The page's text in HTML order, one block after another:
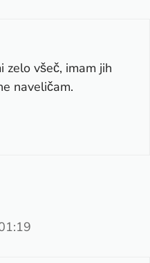
zelo všeč, imam jih
naveličam.